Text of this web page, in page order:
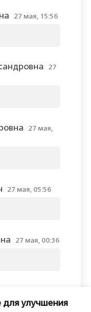
27 мая, 15:56
27
27 мая,
27 мая, 05:56
27 мая, 00:36
улучшения